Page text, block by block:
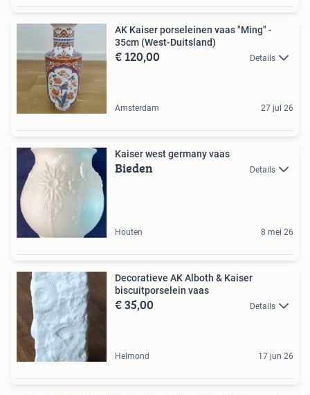
AK Kaiser porseleinen vaas "Ming" -
35cm (West-Duitsland)
€ 120,00 Details
Amsterdam 27 jul 26
Kaiser west germany vaas
Bieden Details
Houten 8 mei 26
Decoratieve AK Alboth & Kaiser
biscuitporselein vaas
€ 35,00 Details
Helmond 17 jun 26